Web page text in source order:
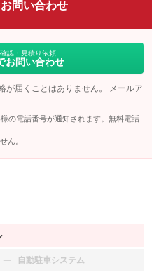
問い合わせ
認・見積り依頼
お問い合わせ
が届くことはありません。 メールア
の電話番号が通知されます。無料電話
ん。
自動駐車システム
：装備なし